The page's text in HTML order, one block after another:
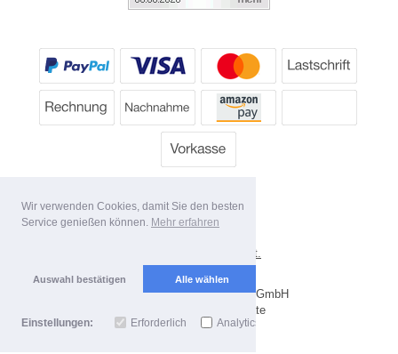
Wir verwenden Cookies, damit Sie den besten
Service genießen können. Mehr erfahren
Auswahl bestätigen Alle wählen
Einstellungen: Erforderlich Analytics
Alle Preise inkl. MwSt.
Lieferbedingungen
Copyright 2026 by Dartpoint GmbH
Mobile Shop by Shopgate